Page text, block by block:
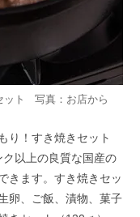
ット 写真：お店から
り！すき焼きセット
ク以上の良質な国産の
きます。すき焼きセッ
卵、ご飯、漬物、菓子